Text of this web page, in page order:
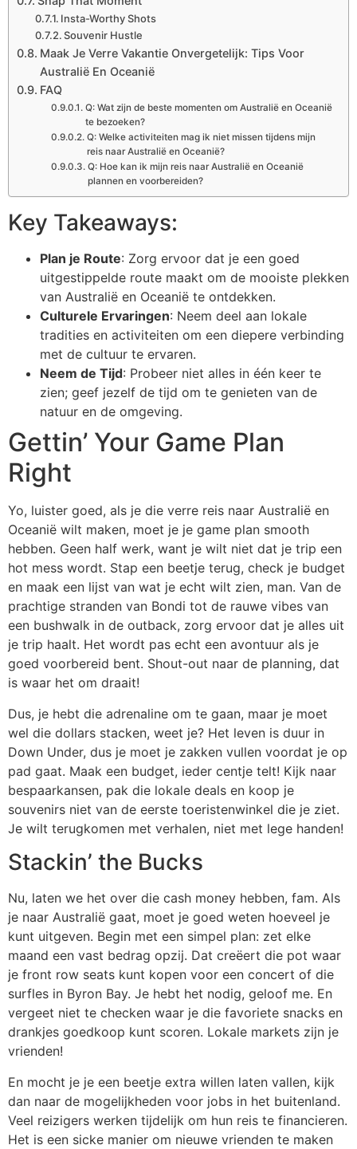
Insta-Worthy Shots
Souvenir Hustle
Maak Je Verre Vakantie Onvergetelijk: Tips Voor
Australië En Oceanië
FAQ
Q: Wat zijn de beste momenten om Australië en Oceanië
te bezoeken?
Q: Welke activiteiten mag ik niet missen tijdens mijn
reis naar Australië en Oceanië?
Q: Hoe kan ik mijn reis naar Australië en Oceanië
plannen en voorbereiden?
Key Takeaways:
Plan je Route: Zorg ervoor dat je een goed
uitgestippelde route maakt om de mooiste plekken
van Australië en Oceanië te ontdekken.
Culturele Ervaringen: Neem deel aan lokale
tradities en activiteiten om een diepere verbinding
met de cultuur te ervaren.
Neem de Tijd: Probeer niet alles in één keer te
zien; geef jezelf de tijd om te genieten van de
natuur en de omgeving.
Gettin’ Your Game Plan
Right
Yo, luister goed, als je die verre reis naar Australië en
Oceanië wilt maken, moet je je game plan smooth
hebben. Geen half werk, want je wilt niet dat je trip een
hot mess wordt. Stap een beetje terug, check je budget
en maak een lijst van wat je echt wilt zien, man. Van de
prachtige stranden van Bondi tot de rauwe vibes van
een bushwalk in de outback, zorg ervoor dat je alles uit
je trip haalt. Het wordt pas echt een avontuur als je
goed voorbereid bent. Shout-out naar de planning, dat
is waar het om draait!
Dus, je hebt die adrenaline om te gaan, maar je moet
wel die dollars stacken, weet je? Het leven is duur in
Down Under, dus je moet je zakken vullen voordat je op
pad gaat. Maak een budget, ieder centje telt! Kijk naar
bespaarkansen, pak die lokale deals en koop je
souvenirs niet van de eerste toeristenwinkel die je ziet.
Je wilt terugkomen met verhalen, niet met lege handen!
Stackin’ the Bucks
Nu, laten we het over die cash money hebben, fam. Als
je naar Australië gaat, moet je goed weten hoeveel je
kunt uitgeven. Begin met een simpel plan: zet elke
maand een vast bedrag opzij. Dat creëert die pot waar
je front row seats kunt kopen voor een concert of die
surfles in Byron Bay. Je hebt het nodig, geloof me. En
vergeet niet te checken waar je die favoriete snacks en
drankjes goedkoop kunt scoren. Lokale markets zijn je
vrienden!
En mocht je je een beetje extra willen laten vallen, kijk
dan naar de mogelijkheden voor jobs in het buitenland.
Veel reizigers werken tijdelijk om hun reis te financieren.
Het is een sicke manier om nieuwe vrienden te maken